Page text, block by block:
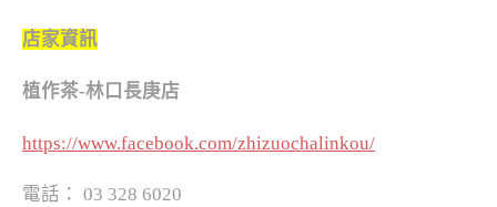
店家資訊
植作茶-林口長庚店
https://www.facebook.com/zhizuochalinkou/
電話： 03 328 6020